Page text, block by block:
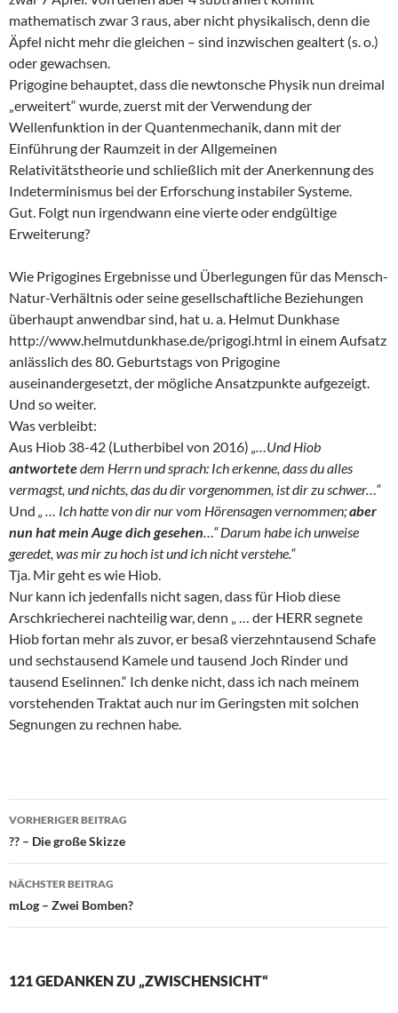
mathematisch zwar 3 raus, aber nicht physikalisch, denn die
Äpfel nicht mehr die gleichen – sind inzwischen gealtert (s. o.)
oder gewachsen.
Prigogine behauptet, dass die newtonsche Physik nun dreimal
„erweitert“ wurde, zuerst mit der Verwendung der
Wellenfunktion in der Quantenmechanik, dann mit der
Einführung der Raumzeit in der Allgemeinen
Relativitätstheorie und schließlich mit der Anerkennung des
Indeterminismus bei der Erforschung instabiler Systeme.
Gut. Folgt nun irgendwann eine vierte oder endgültige
Erweiterung?
Wie Prigogines Ergebnisse und Überlegungen für das Mensch-
Natur-Verhältnis oder seine gesellschaftliche Beziehungen
überhaupt anwendbar sind, hat u. a. Helmut Dunkhase
http://www.helmutdunkhase.de/prigogi.html in einem Aufsatz
anlässlich des 80. Geburtstags von Prigogine
auseinandergesetzt, der mögliche Ansatzpunkte aufgezeigt.
Und so weiter.
Was verbleibt:
Aus Hiob 38-42 (Lutherbibel von 2016) „…Und Hiob
antwortetedem Herrn und sprach: Ich erkenne, dass du alles
vermagst, und nichts, das du dir vorgenommen, ist dir zu schwer…“
Und „ … Ich hatte von dir nur vom Hörensagen vernommen;aber
nun hat mein Auge dich gesehen…“ Darum habe ich unweise
geredet, was mir zu hoch ist und ich nicht verstehe.“
Tja. Mir geht es wie Hiob.
Nur kann ich jedenfalls nicht sagen, dass für Hiob diese
Arschkriecherei nachteilig war, denn „ … der HERR segnete
Hiob fortan mehr als zuvor, er besaß vierzehntausend Schafe
und sechstausend Kamele und tausend Joch Rinder und
tausend Eselinnen.“ Ich denke nicht, dass ich nach meinem
vorstehenden Traktat auch nur im Geringsten mit solchen
Segnungen zu rechnen habe.
Beitragsnavigation
VORHERIGER BEITRAG
?? – Die große Skizze
NÄCHSTER BEITRAG
mLog – Zwei Bomben?
121 GEDANKEN ZU „ZWISCHENSICHT“